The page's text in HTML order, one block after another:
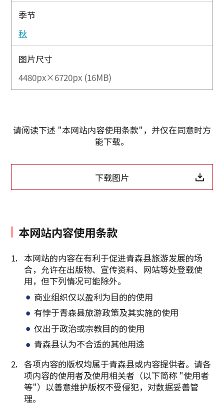
季节
秋
图片尺寸
4480px×6720px (16MB)
请阅读下述 "本网站内容使用条款"，并仅在同意时方
能下载。
下载图片
本网站内容使用条款
本网站的内容在有利于促进青森县旅游发展的场
合，允许在出版物、宣传资料、网站等处登载使
用，但下列情况可能除外。
商业组织仅以盈利为目的的使用
有悖于青森县旅游政策及其实施的使用
仅出于政治或宗教目的的使用
青森县认为不合适的其他用途
各项内容的版权均属于青森县或内容提供者。请各
项内容的使用者及使用相关者（以下简称 "使用者
等"）以善意维护版权不受侵犯，对数据妥善管
理。